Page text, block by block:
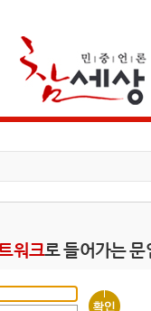
워크로 들어가는 문